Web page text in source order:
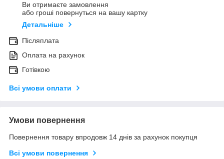
Ви отримаєте замовлення
або гроші повернуться на вашу картку
Детальніше
Післяплата
Оплата на рахунок
Готівкою
Всі умови оплати
Умови повернення
Повернення товару впродовж 14 днів за рахунок покупця
Всі умови повернення